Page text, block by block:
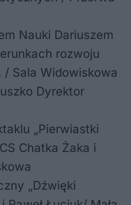
Nauki Dariuszem
rozwoju
Sala Widowiskowa
Dyrektor
„Pierwiastki
Chatka Żaka i
„Dźwięki